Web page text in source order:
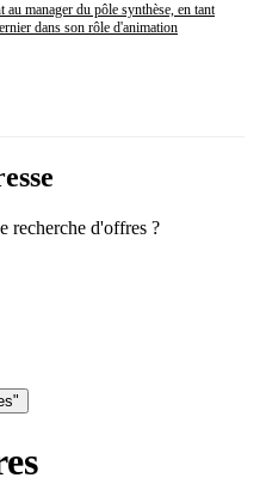
manager du pôle synthèse, en tant
dans son rôle d'animation
recherche d'offres ?